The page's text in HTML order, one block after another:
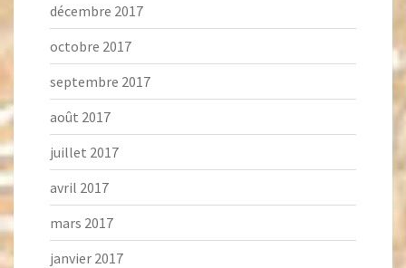
décembre 2017
octobre 2017
septembre 2017
août 2017
juillet 2017
avril 2017
mars 2017
janvier 2017